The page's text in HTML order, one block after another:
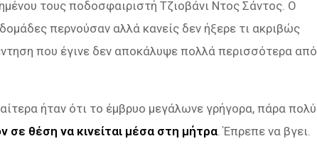
τους ποδοσφαιριστή Τζιοβάνι Ντος Σάντος. Ο
περνούσαν αλλά κανείς δεν ήξερε τι ακριβώς
που έγινε δεν αποκάλυψε πολλά περισσότερα από
ήταν ότι το έμβρυο μεγάλωνε γρήγορα, πάρα πολύ
σε θέση να κινείται μέσα στη μήτρα. Έπρεπε να βγει.